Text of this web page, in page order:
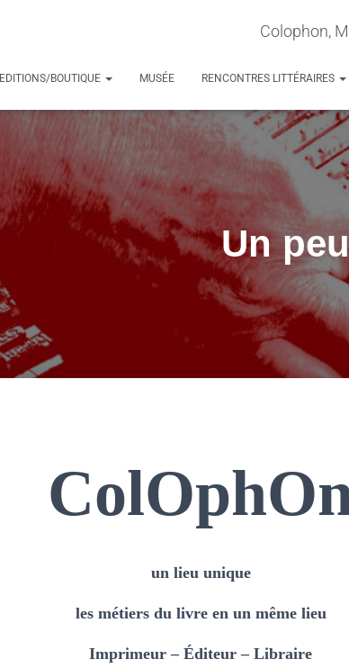
Colophon,
EDITIONS/BOUTIQUE MUSÉE RENCONTRES LITTÉRAIRES
Un
ColOphO
un lieu unique
les métiers du livre en un même lieu
Imprimeur – Éditeur – Libraire